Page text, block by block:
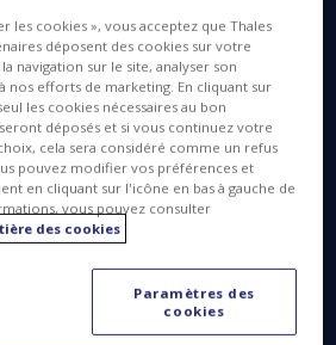
2021
- Thales Alenia Space,
Thales (67 %) et Leonardo
annoncent aujourd’hui leur
ensemble dans le domaine des
par satellite, en ajoutant la
automatisé des images
par Thales Alenia Space,
Orbital de Microsoft. Grâce à
les images transmises par les
de la Terre pourront
systématiquement et
leur production.
les cookies », vous acceptez que Thales
déposent des cookies sur votre
navigation sur le site, analyser son
nos efforts de marketing. En cliquant sur
les cookies nécessaires au bon
déposés et si vous continuez votre
cela sera considéré comme un refus
pouvez modifier vos préférences et
en cliquant sur l'icône en bas à gauche de
vous pouvez consulter
des cookies
Paramètres des
cookies